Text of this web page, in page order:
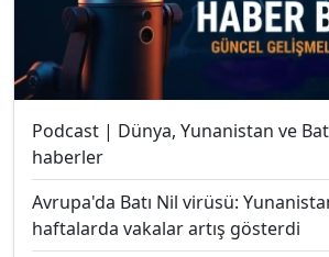
Podcast | Dünya, Yunanistan ve
haberler
Avrupa'da Batı Nil virüsü:
haftalarda vakalar artış gösterdi